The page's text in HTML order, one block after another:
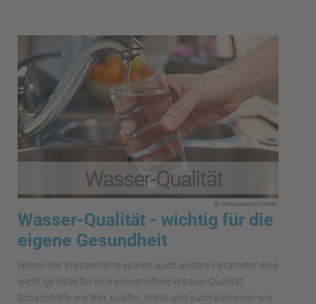
Wasser-Qualität - wichtig für die
eigene Gesundheit
Neben der Wasserhärte spielen auch andere Parameter eine
wichtige Rolle für eine einwandfreie Wasser-Qualität.
Schadstoffe wie Blei, Kupfer, Nitrat und auch Bakterien wie